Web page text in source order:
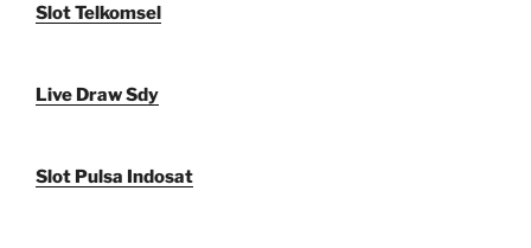
Slot Telkomsel
Live Draw Sdy
Slot Pulsa Indosat